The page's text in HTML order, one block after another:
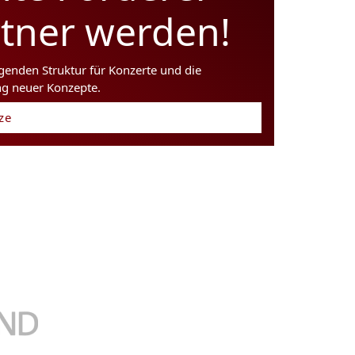
werden!
Struktur für Konzerte und die
neuer Konzepte.